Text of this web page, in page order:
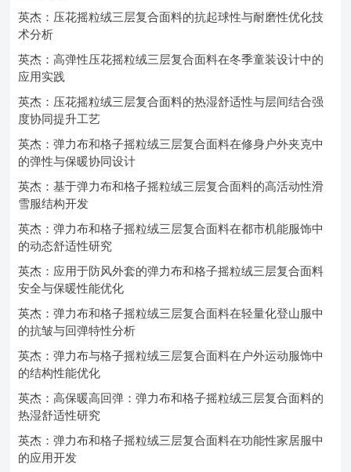
英杰：压花摇粒绒三层复合面料的抗起球性与耐磨性优化技
术分析
英杰：高弹性压花摇粒绒三层复合面料在冬季童装设计中的
应用实践
英杰：压花摇粒绒三层复合面料的热湿舒适性与层间结合强
度协同提升工艺
英杰：弹力布和格子摇粒绒三层复合面料在修身户外夹克中
的弹性与保暖协同设计
英杰：基于弹力布和格子摇粒绒三层复合面料的高活动性滑
雪服结构开发
英杰：弹力布和格子摇粒绒三层复合面料在都市机能服饰中
的动态舒适性研究
英杰：应用于防风外套的弹力布和格子摇粒绒三层复合面料
安全与保暖性能优化
英杰：弹力布和格子摇粒绒三层复合面料在轻量化登山服中
的抗皱与回弹特性分析
英杰：弹力布与格子摇粒绒三层复合面料在户外运动服饰中
的结构性能优化
英杰：高保暖高回弹：弹力布和格子摇粒绒三层复合面料的
热湿舒适性研究
英杰：弹力布和格子摇粒绒三层复合面料在功能性家居服中
的应用开发